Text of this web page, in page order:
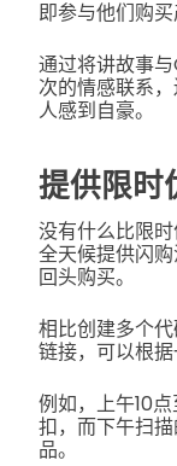
即参与他们购买
通过将讲故事
次的情感联系
人感到自豪。
提供限时
没有什么比限
全天候提供闪
回头购买。
相比创建多个
链接，可以根
例如，上午10
扣，而下午扫
品。